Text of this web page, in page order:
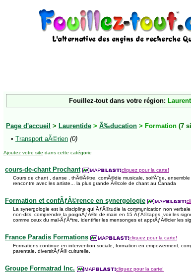
Fouillez-tout dans votre région:
Page d'accueil > Laurentide > Ã‰ducation > Formation (7
• Transport aÃ©rien (0)
Ajoutez votre site dans cette catégorie
cours-de-chant Prochant
cliquez pour la carte!
Cours de chant , danse , thÃ©Ã¢tre, comÃ©die musicale, solfÃ¨ge, ensemble
rencontre avec les artiste... la plus grande Ã©cole de chant au Canada
Formation et confÃƒÂ©rence en synergologie
La synergologie est la discipline qui ÃƒÂ©tudie la communication non
non-dits, comprendre la poignÃƒÂ©e de main en 15 ÃƒÂ©tapes, voir les
comme ceux du mal-ÃƒÂªtre, identifier les mensonges et apprÃƒÂ©cier les
France Paradis Formations
cliquez pour la carte!
Formations continue en intervention sociale, formation en empowerment,
parentale, diversitÃƒÂ© culturelle.
Groupe Formatrad Inc.
cliquez pour la carte!